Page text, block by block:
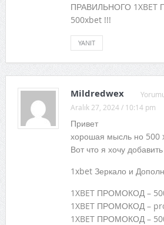
ПРАВИЛЬНОГО
500xbet !!!
YANIT
Mildredwex
Aralık 27, 2024 / 10:14 pm
Привет
хорошая мысль но 500
Вот что я хочу добавить
1xbet Зеркало и
1XBET ПРОМОКОД –
1XBET ПРОМОКОД –
1XBET ПРОМОКОД –